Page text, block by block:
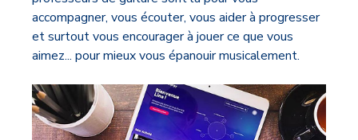
accompagner, vous écouter, vous aider à progresser
et surtout vous encourager à jouer ce que vous
aimez... pour mieux vous épanouir musicalement.